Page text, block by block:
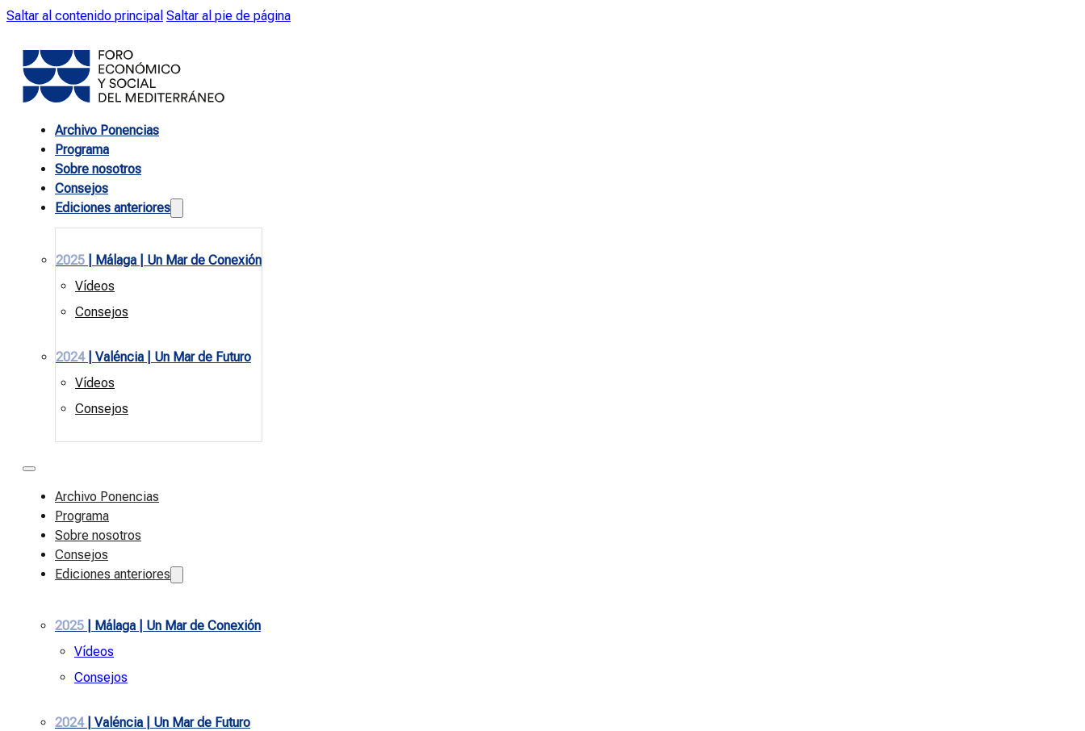
Saltar al contenido principal Saltar al pie de página
Archivo Ponencias
Programa
Sobre nosotros
Consejos
Ediciones anteriores
2025 | Málaga | Un Mar de Conexión
Vídeos
Consejos
2024| Valéncia | Un Mar de Futuro
Vídeos
Consejos
Archivo Ponencias
Programa
Sobre nosotros
Consejos
Ediciones anteriores
2025 | Málaga | Un Mar de Conexión
Vídeos
Consejos
2024| Valéncia | Un Mar de Futuro